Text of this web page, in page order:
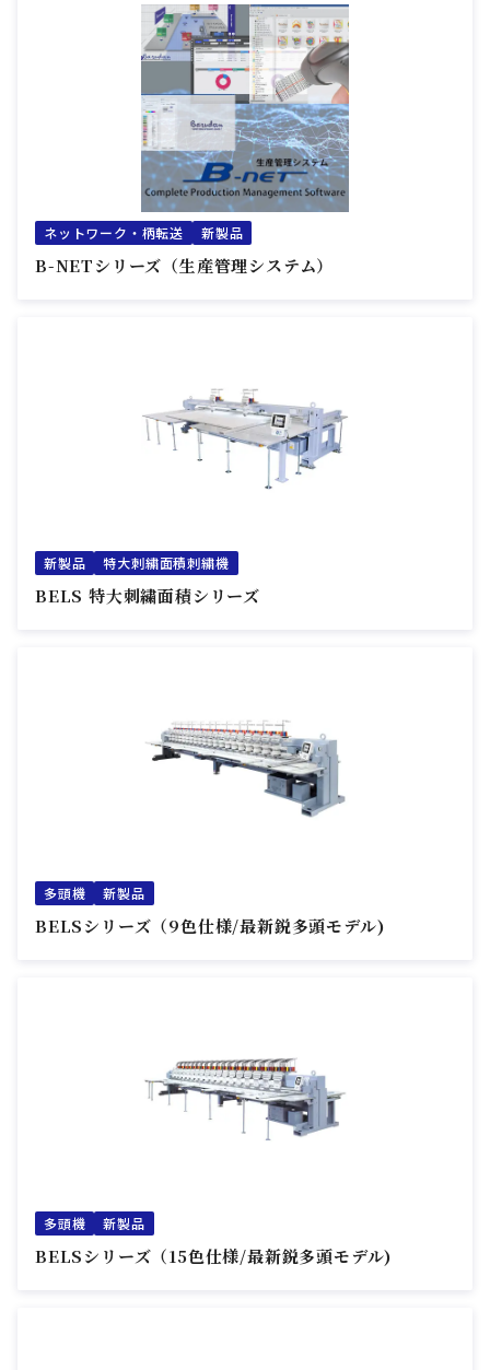
ネットワーク・柄転送 新製品
B-NETシリーズ（生産管理システム）
新製品 特大刺繍面積刺繍機
BELS 特大刺繍面積シリーズ
多頭機 新製品
BELSシリーズ（9色仕様/最新鋭多頭モデル)
多頭機 新製品
BELSシリーズ（15色仕様/最新鋭多頭モデル)